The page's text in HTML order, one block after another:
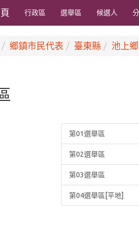
行政區 選舉區 候選人
鄉鎮市民代表 臺東縣 池上鄉
第01選舉區
第02選舉區
第03選舉區
第04選舉區[平地]